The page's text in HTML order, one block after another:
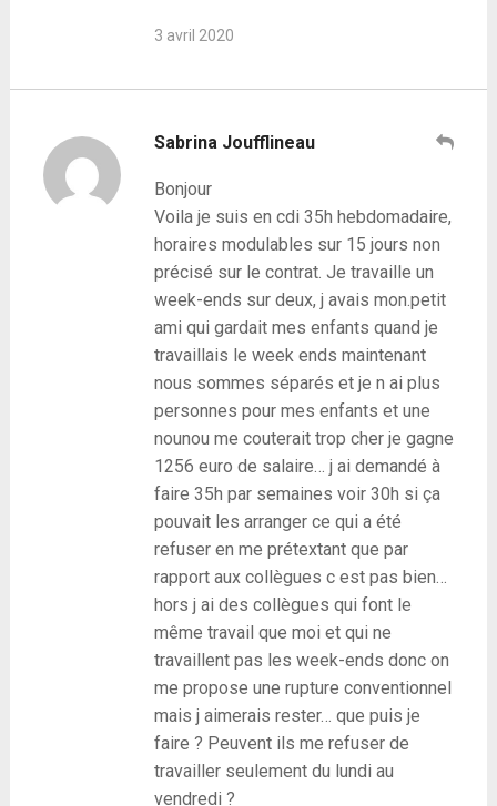
3 avril 2020
Sabrina Joufflineau
Bonjour
Voila je suis en cdi 35h hebdomadaire,
horaires modulables sur 15 jours non
précisé sur le contrat. Je travaille un
week-ends sur deux, j avais mon.petit
ami qui gardait mes enfants quand je
travaillais le week ends maintenant
nous sommes séparés et je n ai plus
personnes pour mes enfants et une
nounou me couterait trop cher je gagne
1256 euro de salaire… j ai demandé à
faire 35h par semaines voir 30h si ça
pouvait les arranger ce qui a été
refuser en me prétextant que par
rapport aux collègues c est pas bien…
hors j ai des collègues qui font le
même travail que moi et qui ne
travaillent pas les week-ends donc on
me propose une rupture conventionnel
mais j aimerais rester… que puis je
faire ? Peuvent ils me refuser de
travailler seulement du lundi au
vendredi ?